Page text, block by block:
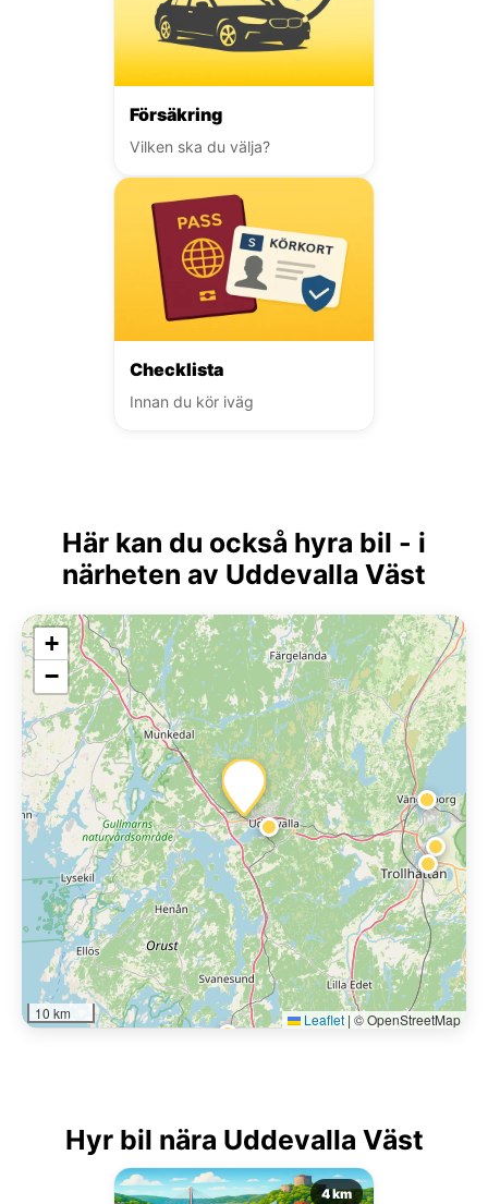
Försäkring
Vilken ska du välja?
Checklista
Innan du kör iväg
Här kan du också hyra bil - i
närheten av Uddevalla Väst
+
−
10 km Leaflet | © OpenStreetMap
Hyr bil nära Uddevalla Väst
4 km